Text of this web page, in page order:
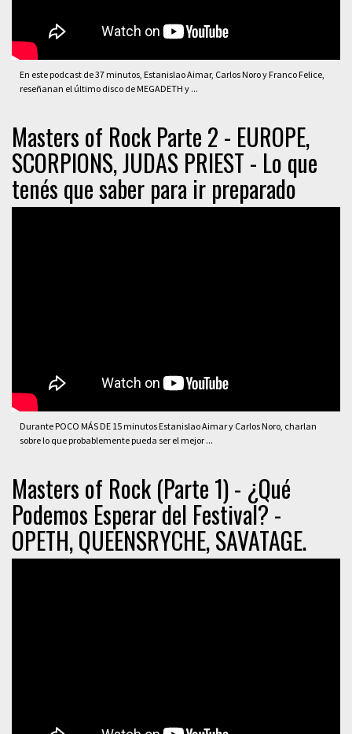
En este podcast de 37 minutos, Estanislao Aimar, Carlos Noro y Franco Felice,
reseñanan el último disco de MEGADETH y ...
Masters of Rock Parte 2 - EUROPE,
SCORPIONS, JUDAS PRIEST - Lo que
tenés que saber para ir preparado
Durante POCO MÁS DE 15 minutos Estanislao Aimar y Carlos Noro, charlan
sobre lo que probablemente pueda ser el mejor ...
Masters of Rock (Parte 1) - ¿Qué
Podemos Esperar del Festival? -
OPETH, QUEENSRYCHE, SAVATAGE.